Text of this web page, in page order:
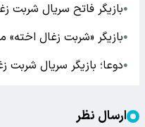
●بازیگر فاتح سریال
●بازیگر «شربت زغال
●دوعا؛ بازیگر سریال شربت
ارسال نظر